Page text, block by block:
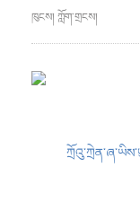
ཁུངས། ཀློག་གྲངས།